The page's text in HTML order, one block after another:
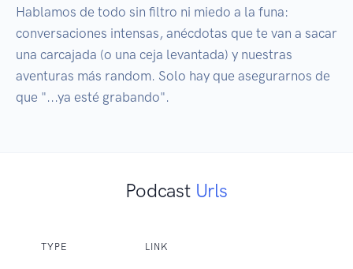
Hablamos de todo sin filtro ni miedo a la funa:
conversaciones intensas, anécdotas que te van a sacar
una carcajada (o una ceja levantada) y nuestras
aventuras más random. Solo hay que asegurarnos de
Podcast Urls
TYPE LINK